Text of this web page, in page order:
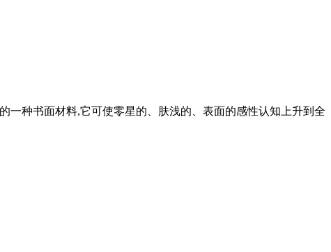
一种书面材料,它可使零星的、肤浅的、表面的感性认知上升到全